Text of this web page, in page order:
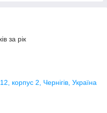
за рік
корпус 2, Чернігів, Україна